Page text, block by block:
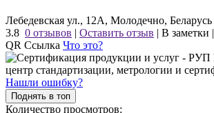
Лебедевская ул., 12А, Молодечно, Беларусь
3.8 0 отзывов | Оставить отзыв | В заметки |
QR Ссылка Что это?
Нашли ошибку?
Поднять в топ
Количество просмотров: